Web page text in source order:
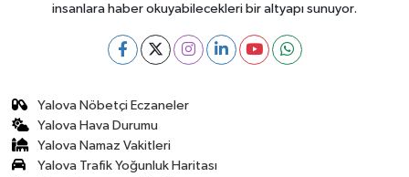
insanlara haber okuyabilecekleri bir altyapı sunuyor.
Yalova Nöbetçi Eczaneler
Yalova Hava Durumu
Yalova Namaz Vakitleri
Yalova Trafik Yoğunluk Haritası